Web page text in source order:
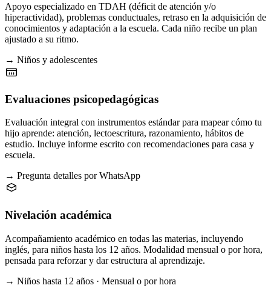
Apoyo especializado en TDAH (déficit de atención y/o
hiperactividad), problemas conductuales, retraso en la adquisición de
conocimientos y adaptación a la escuela. Cada niño recibe un plan
ajustado a su ritmo.
→ Niños y adolescentes
Evaluaciones psicopedagógicas
Evaluación integral con instrumentos estándar para mapear cómo tu
hijo aprende: atención, lectoescritura, razonamiento, hábitos de
estudio. Incluye informe escrito con recomendaciones para casa y
escuela.
→ Pregunta detalles por WhatsApp
Nivelación académica
Acompañamiento académico en todas las materias, incluyendo
inglés, para niños hasta los 12 años. Modalidad mensual o por hora,
pensada para reforzar y dar estructura al aprendizaje.
→ Niños hasta 12 años · Mensual o por hora